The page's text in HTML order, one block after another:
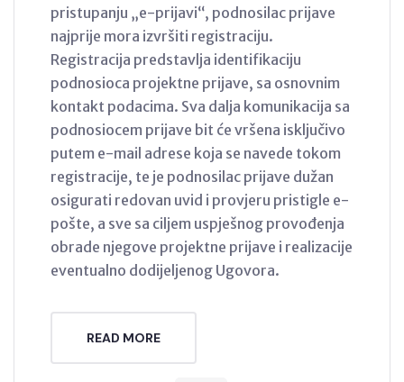
pristupanju „e-prijavi“, podnosilac prijave
najprije mora izvršiti registraciju.
Registracija predstavlja identifikaciju
podnosioca projektne prijave, sa osnovnim
kontakt podacima. Sva dalja komunikacija sa
podnosiocem prijave bit će vršena isključivo
putem e-mail adrese koja se navede tokom
registracije, te je podnosilac prijave dužan
osigurati redovan uvid i provjeru pristigle e-
pošte, a sve sa ciljem uspješnog provođenja
obrade njegove projektne prijave i realizacije
eventualno dodijeljenog Ugovora.
READ MORE